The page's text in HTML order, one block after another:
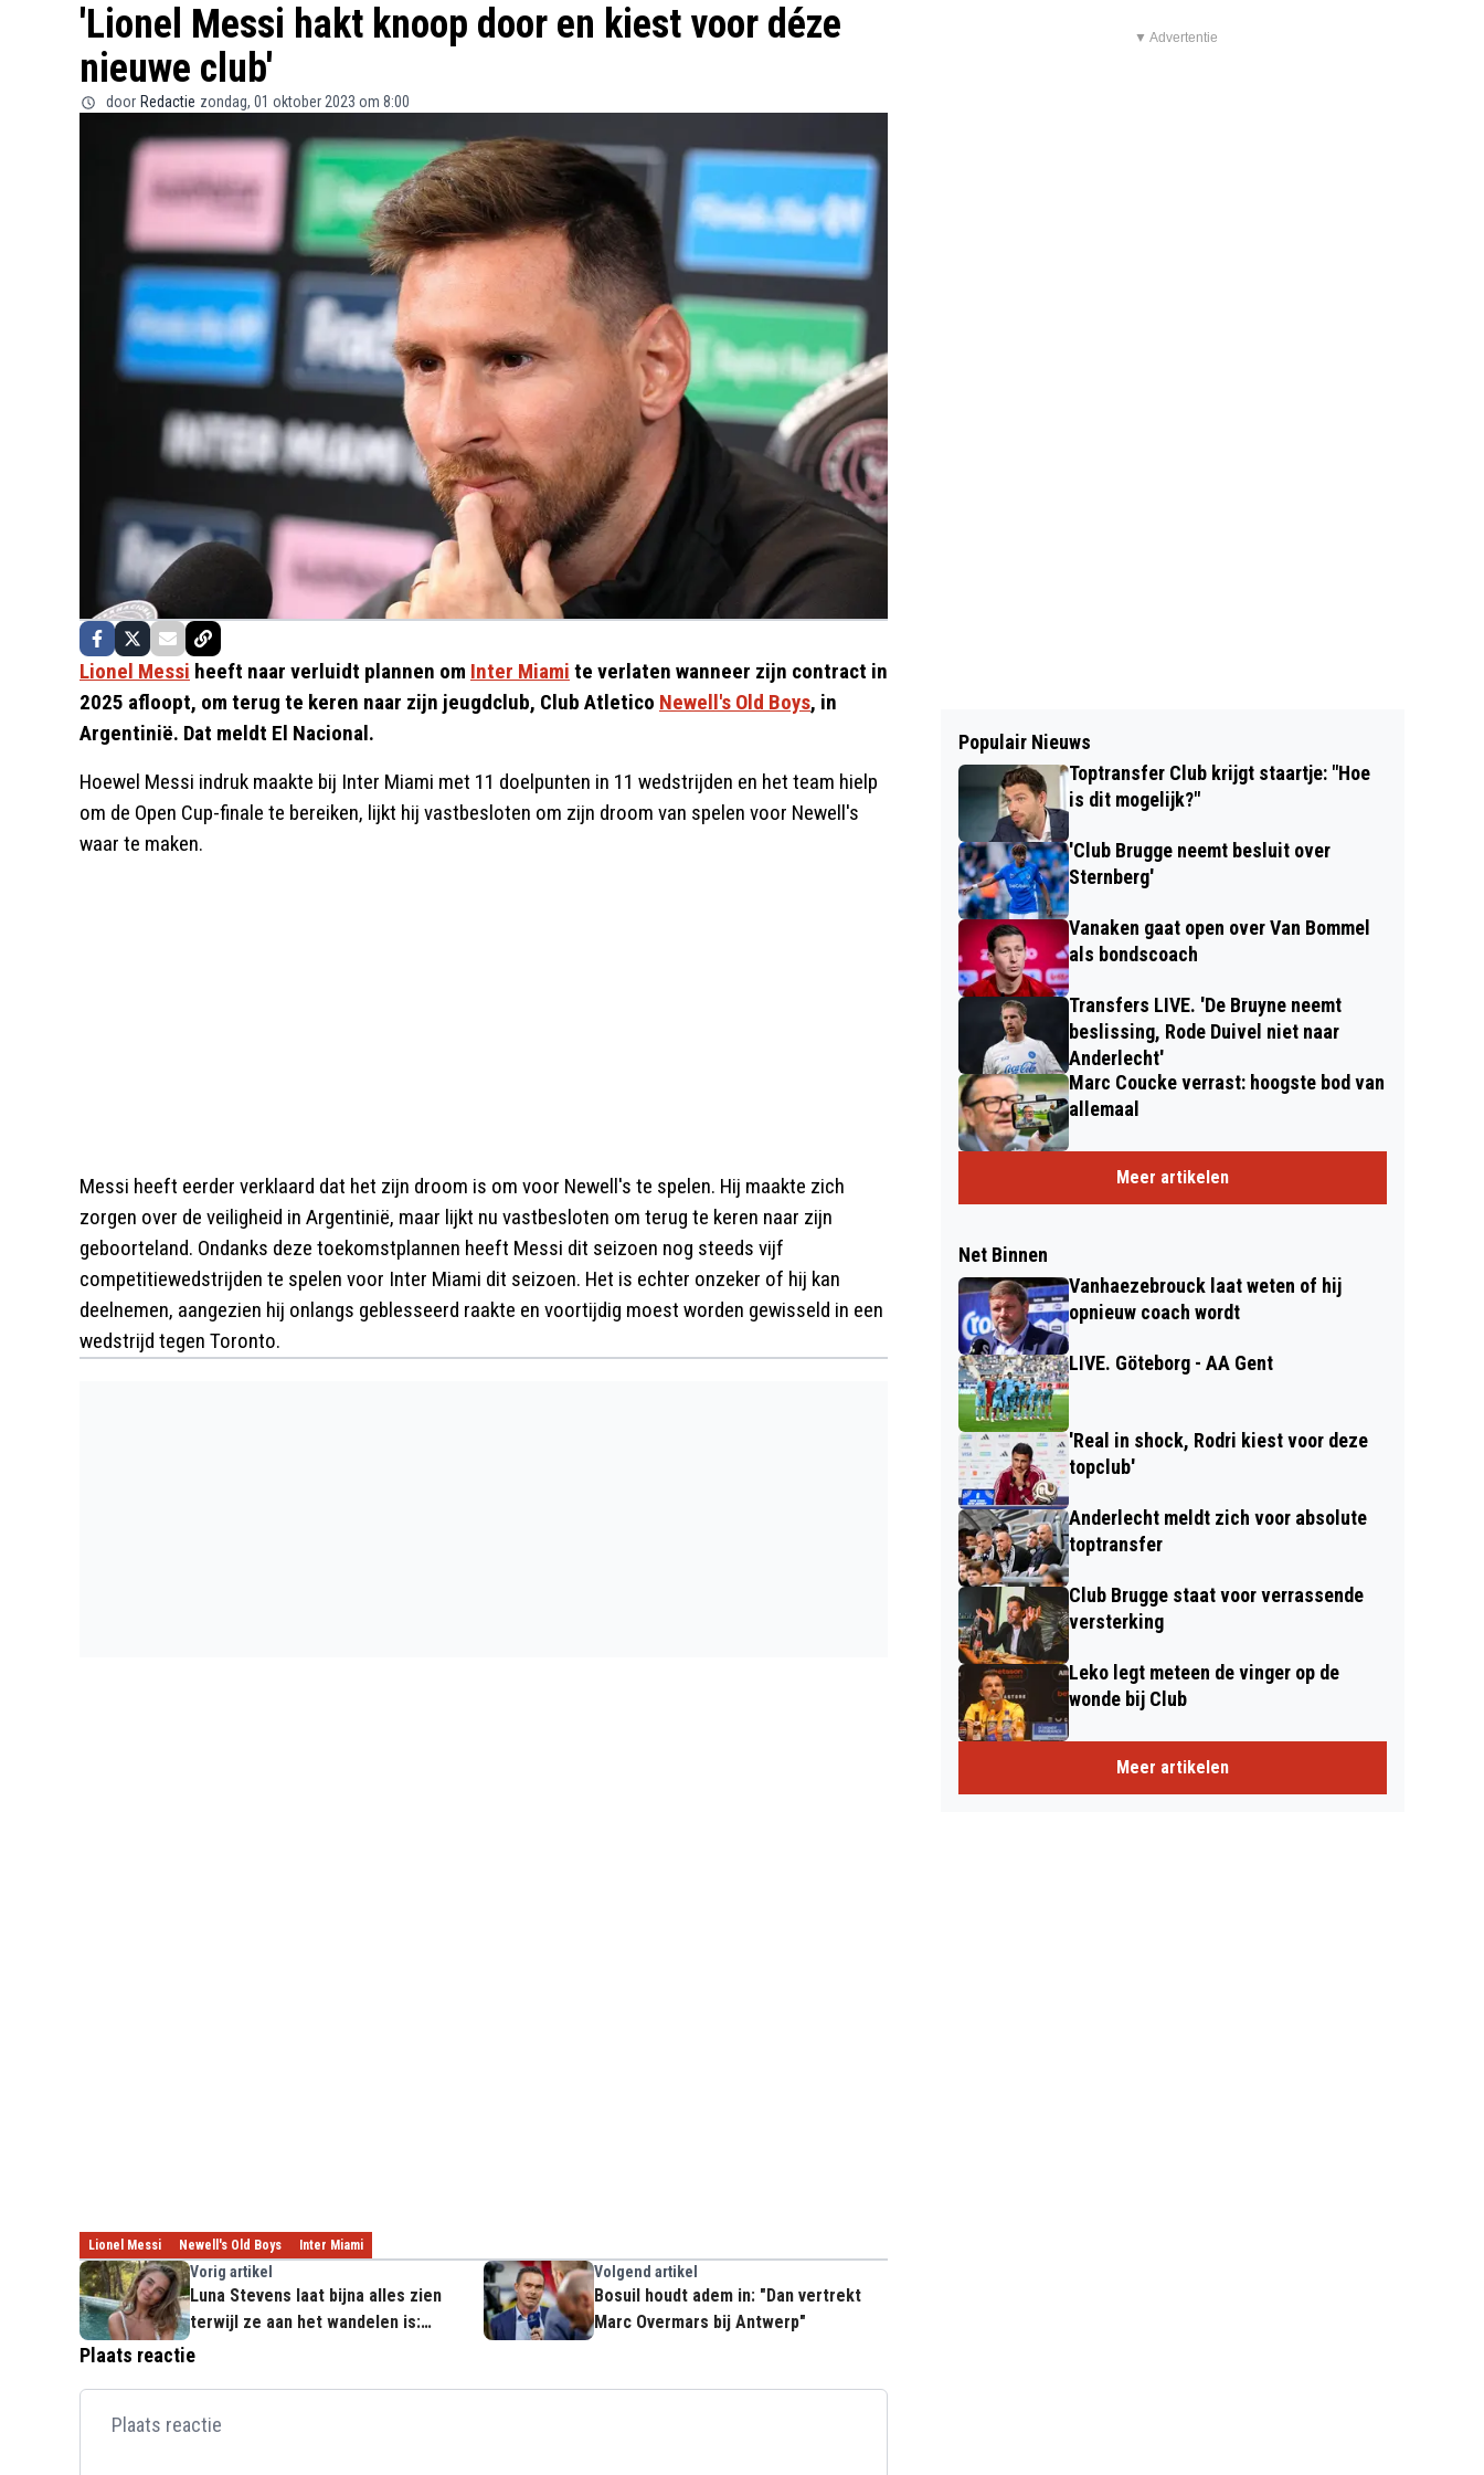
'Lionel Messi hakt knoop door en kiest voor déze
nieuwe club'
door Redactie zondag, 01 oktober 2023 om 8:00
Lionel Messi heeft naar verluidt plannen om Inter Miami te verlaten wanneer zijn contract in
2025 afloopt, om terug te keren naar zijn jeugdclub, Club Atletico Newell's Old Boys, in
Argentinië. Dat meldt El Nacional.
Hoewel Messi indruk maakte bij Inter Miami met 11 doelpunten in 11 wedstrijden en het team hielp
om de Open Cup-finale te bereiken, lijkt hij vastbesloten om zijn droom van spelen voor Newell's
waar te maken.
Messi heeft eerder verklaard dat het zijn droom is om voor Newell's te spelen. Hij maakte zich
zorgen over de veiligheid in Argentinië, maar lijkt nu vastbesloten om terug te keren naar zijn
geboorteland. Ondanks deze toekomstplannen heeft Messi dit seizoen nog steeds vijf
competitiewedstrijden te spelen voor Inter Miami dit seizoen. Het is echter onzeker of hij kan
deelnemen, aangezien hij onlangs geblesseerd raakte en voortijdig moest worden gewisseld in een
wedstrijd tegen Toronto.
Lionel Messi Newell's Old Boys Inter Miami
Vorig artikel
Luna Stevens laat bijna alles zien
terwijl ze aan het wandelen is:
"Lekker!"
Volgend artikel
Bosuil houdt adem in: "Dan vertrekt
Marc Overmars bij Antwerp"
Plaats reactie
▼ Advertentie
Populair Nieuws
Toptransfer Club krijgt staartje: "Hoe
is dit mogelijk?"
'Club Brugge neemt besluit over
Sternberg'
Vanaken gaat open over Van Bommel
als bondscoach
Transfers LIVE. 'De Bruyne neemt
beslissing, Rode Duivel niet naar
Anderlecht'
Marc Coucke verrast: hoogste bod van
allemaal
Meer artikelen
Net Binnen
Vanhaezebrouck laat weten of hij
opnieuw coach wordt
LIVE. Göteborg - AA Gent
'Real in shock, Rodri kiest voor deze
topclub'
Anderlecht meldt zich voor absolute
toptransfer
Club Brugge staat voor verrassende
versterking
Leko legt meteen de vinger op de
wonde bij Club
Meer artikelen